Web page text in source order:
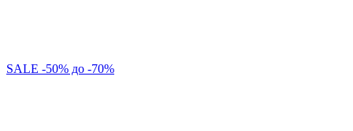
SALE -50% до -70%